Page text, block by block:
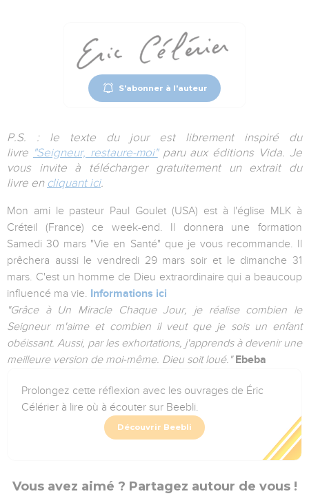
S'abonner à l'auteur
P.S. : le texte du jour est librement inspiré du
livre "Seigneur, restaure-moi"paru aux éditions Vida. Je
vous invite à télécharger gratuitement un extrait du
livre en cliquant ici.
Mon ami le pasteur Paul Goulet (USA) est à l'église MLK à
Créteil (France) ce week-end. Il donnera une formation
Samedi 30 mars "Vie en Santé" que je vous recommande. Il
prêchera aussi le vendredi 29 mars soir et le dimanche 31
mars. C'est un homme de Dieu extraordinaire qui a beaucoup
influencé ma vie. Informations ici
"Grâce à Un Miracle Chaque Jour, je réalise combien le
Seigneur m'aime et combien il veut que je sois un enfant
obéissant. Aussi, par les exhortations, j'apprends à devenir une
meilleure version de moi-même. Dieu soit loué." Ebeba
Prolongez cette réflexion avec les ouvrages de Éric
Célérier à lire où à écouter sur Beebli.
Découvrir Beebli
Vous avez aimé ? Partagez autour de vous !